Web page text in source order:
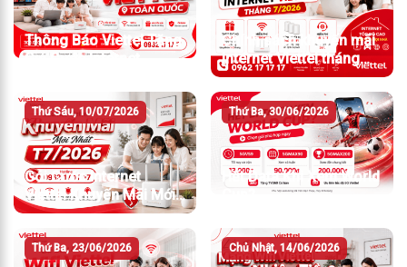
Thông Báo Viettel Tăng
Giá Cước Internet
Chính sách khuyến mãi
Internet Viettel tháng
7/2026
Thứ Sáu, 10/07/2026
Gói Cước Internet
Viettel Khuyến Mãi Mới
Nhất T7/2026
Thứ Ba, 30/06/2026
Hết Data Khi Xem World
Thứ Ba, 23/06/2026 Chủ Nhật, 14/06/2026